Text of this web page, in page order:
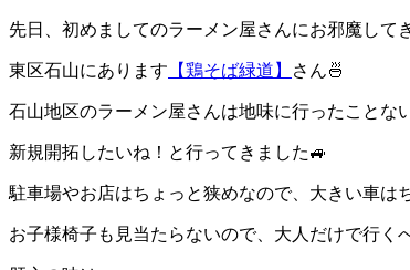
先日、初めましてのラーメン屋さんにお邪魔して
東区石山にあります 【鶏そば緑道】 さん🍜
石山地区のラーメン屋さんは地味に行ったことな
新規開拓したいね！と行ってきました🚙
駐車場やお店はちょっと狭めなので、大きい車は
お子様椅子も見当たらないので、大人だけで行く